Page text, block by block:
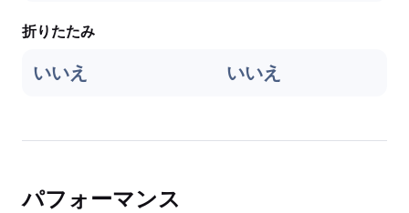
折りたたみ
いいえ いいえ
パフォーマンス